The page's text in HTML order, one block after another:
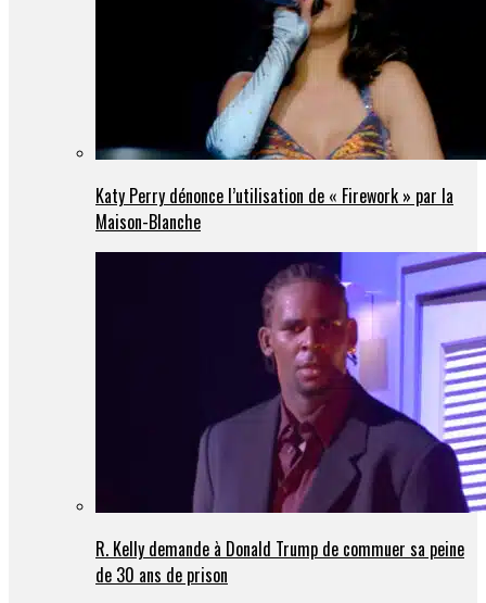
Katy Perry dénonce l’utilisation de « Firework » par la
Maison-Blanche
R. Kelly demande à Donald Trump de commuer sa peine
de 30 ans de prison